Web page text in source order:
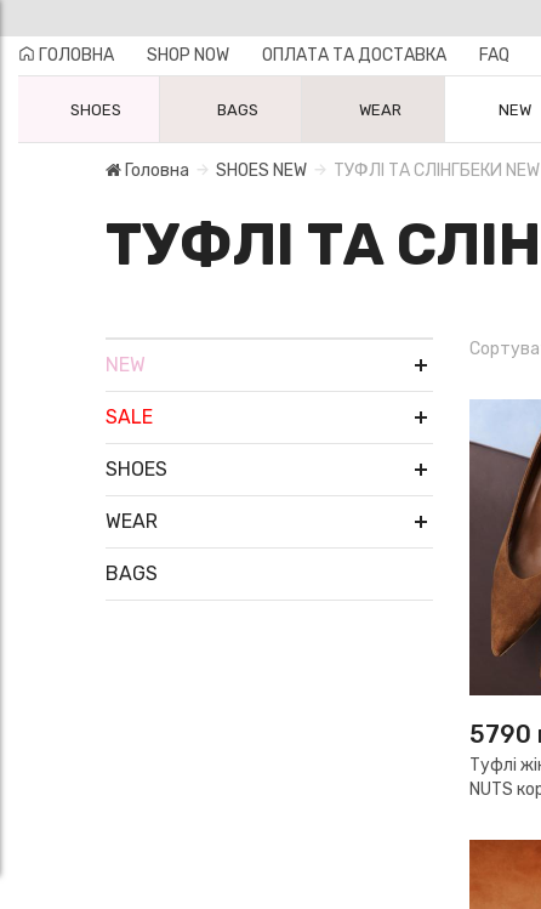
ГОЛОВНА SHOP NOW ОПЛАТА ТА ДОСТАВКА FAQ
SHOES BAGS WEAR NEW
Головна SHOES NEW ТУФЛІ ТА СЛІНГБЕКИ NEW
ТУФЛІ ТА
NEW
SALE
SHOES
WEAR
BAGS
5790
Туфлі
NUTS